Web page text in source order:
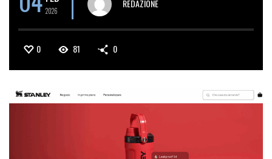
2026
REDAZIONE
0 81 0